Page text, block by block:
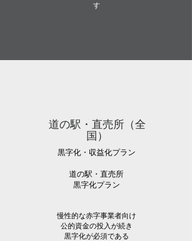
す
道の駅・直売所（全
国）
黒字化・収益化プラン
​道の駅・直売所
​黒字化プラン
慢性的な赤字事業者向け
公的資金の投入が続き
黒字化が必須である